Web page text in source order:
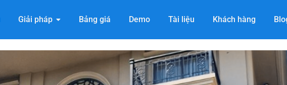
Giải pháp Bảng giá Demo Tài liệu Khách hàng